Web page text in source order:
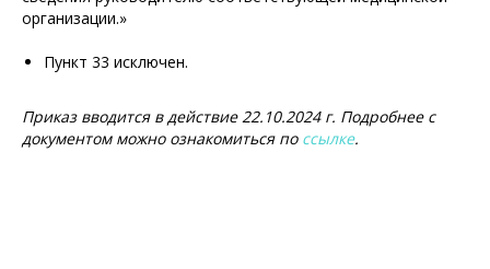
организации.»
Пункт 33 исключен.
Приказ вводится в действие 22.10.2024 г. Подробнее с
документом можно ознакомиться по ссылке.